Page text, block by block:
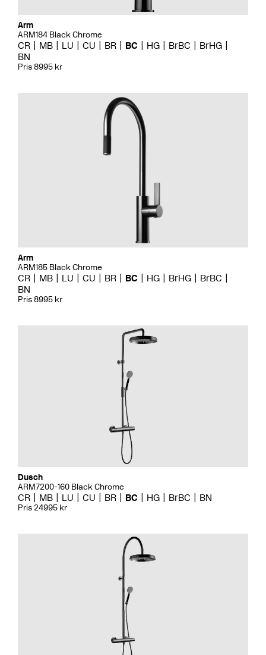
Arm
ARM184 Black Chrome
CR MB LU CU BR BC HG BrBC
BrHG
BN
Pris 8995 kr
Arm
ARM185 Black Chrome
CR MB LU CU BR BC HG BrHG
BrBC
BN
Pris 8995 kr
Dusch
ARM7200-160 Black Chrome
CR MB LU CU BR BC HG BrBC BN
Pris 24995 kr